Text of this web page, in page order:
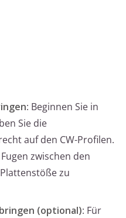
: Beginnen Sie in
Sie die
auf den CW-Profilen.
zwischen den
zu
(optional): Für